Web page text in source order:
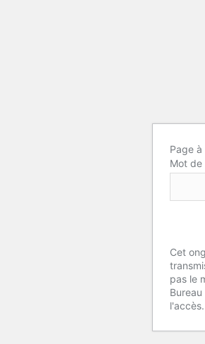
Page
Mot de
Cet
pas le
l'accès.